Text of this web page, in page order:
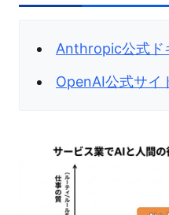
Anthropic公式ド
OpenAI公式サイ